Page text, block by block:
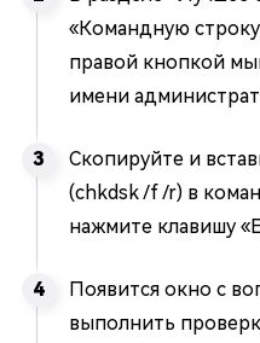
«Командную
правой кнопкой
имени
Скопируйте и
(chkdsk /f /r) в
нажмите клавишу
Появится окно с
выполнить